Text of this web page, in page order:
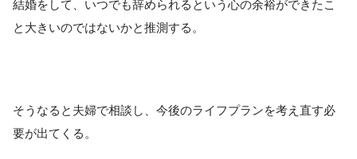
結婚をして、いつでも辞められるという心の余裕ができたこ
と大きいのではないかと推測する。
そうなると夫婦で相談し、今後のライフプランを考え直す必
要が出てくる。